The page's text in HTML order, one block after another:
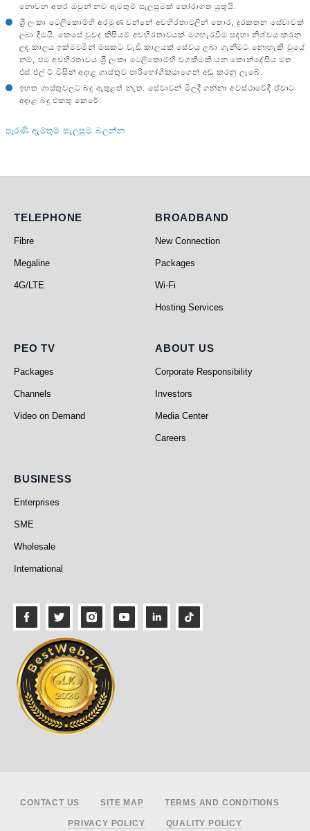
නොවන අතර ඔවුන් නව ඇමතුම් සැලසුමක් තෝරාගත යුතුයි.
ශ‍්‍රී ලංකා ටෙලිකොම්හි අරමුණ වන්නේ අවහිරතාවලින් තොර, දුරකතන සේවාවක්
ලබා දීමයි. කෙසේ වුවද කිසියම් අවහිරතාවයක් මගහැරවීම සදහා නිශ්චය කරන
ලද කාලය ඉක්මවමින් මසකට වැඩි කාලයක් සේවය ලබා ගැනීමට නොහැකි වූයේ
නම්, එම අවහිරතාවය ශ‍්‍රී ලංකා ටෙලිකොම්හි වගකීමකි යන කොන්දේසිය මත
එස් එල් ට් විසින් අදාළ ගාස්තුව පාරිභෝගිකයාගෙන් අඩු කරනු ලැබේ.
ඉහත ගාස්තුවලට බදු ඇතුළත් නැත. සේවාවන් මිලදී ගන්නා අවස්ථාවේදී ඒවාට
අදාළ බදු එකතු කෙරේ.
පැරණි ඇමතුම් සැලසුම බලන්න
Telephone
TELEPHONE
Fibre
Megaline
4G/LTE
Broadband
BROADBAND
New Connection
Packages
Wi-Fi
Hosting Services
PEO TV
PEO TV
Packages
Channels
Video on Demand
About Us
ABOUT US
Corporate Responsibility
Investors
Media Center
Careers
Business
BUSINESS
Enterprises
SME
Wholesale
International
Footer
CONTACT US SITE MAP TERMS AND CONDITIONS
PRIVACY POLICY QUALITY POLICY